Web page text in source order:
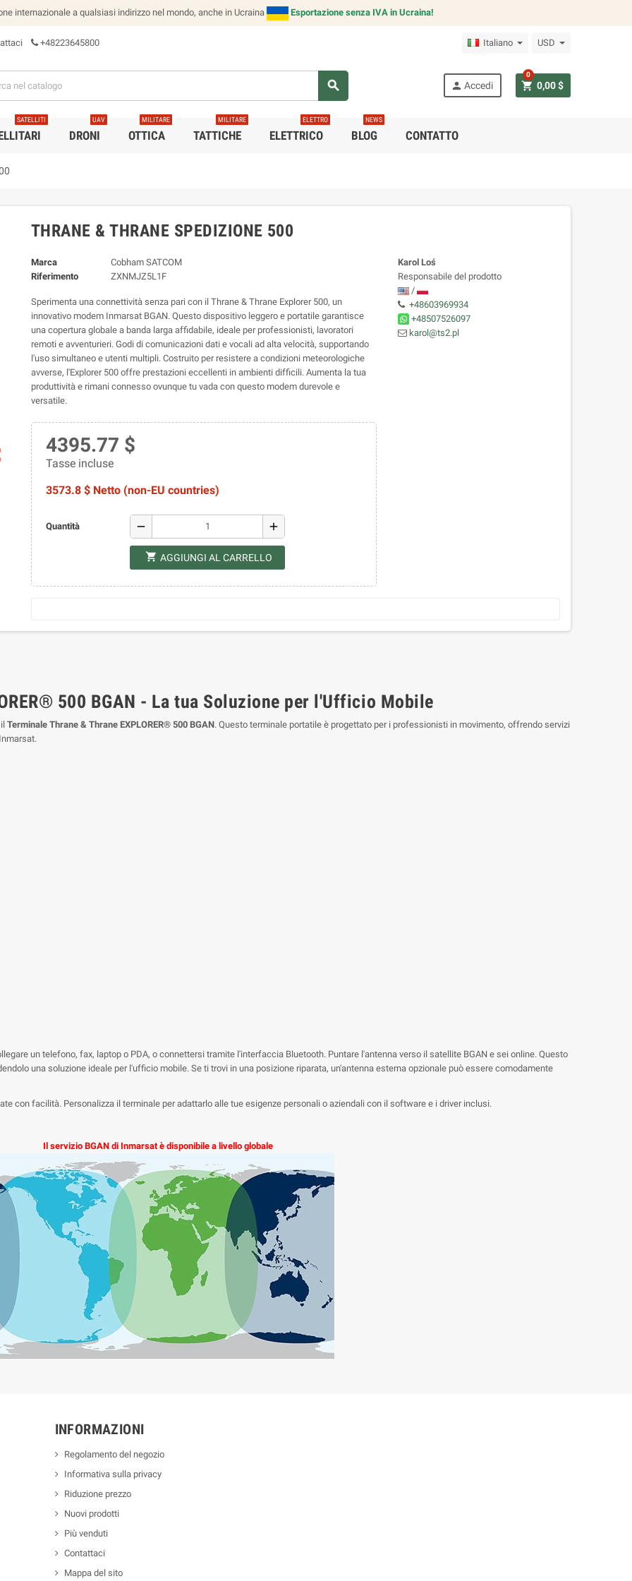
internazionale a qualsiasi indirizzo nel mondo, anche in Ucraina Esportazione senza IVA in Ucraina!
+48223645800 Italiano USD
search person Accedi shopping_cart 0,00 $
0
SATELLITI
DRONI
UAV
OTTICA
MILITARE
TATTICHE
MILITARE
ELETTRICO
ELETTRO
BLOG
NEWS
CONTATTO
THRANE & THRANE SPEDIZIONE 500
Marca
Cobham SATCOM
Riferimento
ZXNMJZ5L1F
Sperimenta una connettività senza pari con il Thrane & Thrane Explorer 500, un
innovativo modem Inmarsat BGAN. Questo dispositivo leggero e portatile garantisce
una copertura globale a banda larga affidabile, ideale per professionisti, lavoratori
remoti e avventurieri. Godi di comunicazioni dati e vocali ad alta velocità, supportando
l'uso simultaneo e utenti multipli. Costruito per resistere a condizioni meteorologiche
avverse, l'Explorer 500 offre prestazioni eccellenti in ambienti difficili. Aumenta la tua
produttività e rimani connesso ovunque tu vada con questo modem durevole e
versatile.
4395.77 $
Tasse incluse
3573.8 $ Netto (non-EU countries)
Quantità remove add
shopping_cart AGGIUNGI AL CARRELLO
Karol Loś
Responsabile del prodotto
/
+48603969934
+48507526097
karol@ts2.pl
500 BGAN - La tua Soluzione per l'Ufficio Mobile
Terminale Thrane & Thrane EXPLORER® 500 BGAN. Questo terminale portatile è progettato per i professionisti in movimento, offrendo servizi
un telefono, fax, laptop o PDA, o connettersi tramite l'interfaccia Bluetooth. Puntare l'antenna verso il satellite BGAN e sei online. Questo
una soluzione ideale per l'ufficio mobile. Se ti trovi in una posizione riparata, un'antenna esterna opzionale può essere comodamente
con facilità. Personalizza il terminale per adattarlo alle tue esigenze personali o aziendali con il software e i driver inclusi.
Il servizio BGAN di Inmarsat è disponibile a livello globale
INFORMAZIONI
Regolamento del negozio
Informativa sulla privacy
Riduzione prezzo
Nuovi prodotti
Più venduti
Contattaci
Mappa del sito